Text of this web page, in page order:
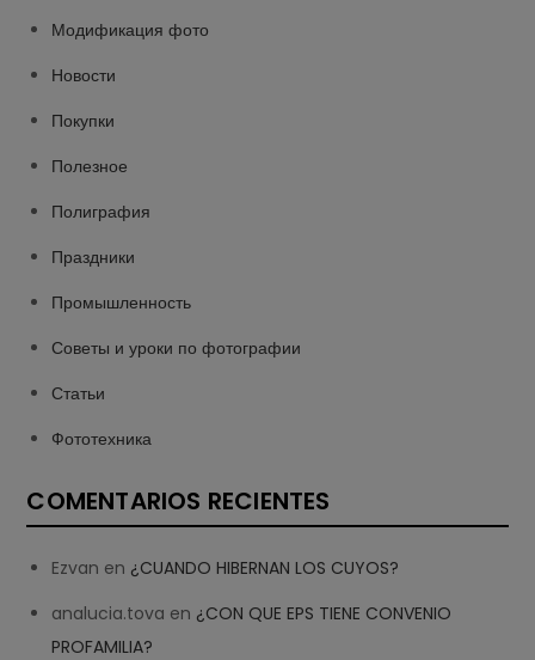
Модификация фото
Новости
Покупки
Полезное
Полиграфия
Праздники
Промышленность
Советы и уроки по фотографии
Статьи
Фототехника
COMENTARIOS RECIENTES
Ezvan en ¿CUANDO HIBERNAN LOS CUYOS?
analucia.tova en ¿CON QUE EPS TIENE CONVENIO
PROFAMILIA?